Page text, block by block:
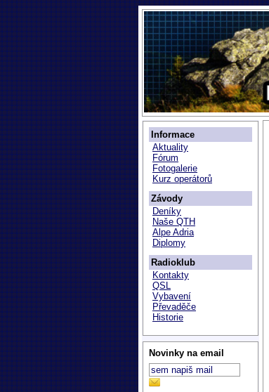
Informace
Aktuality
Fórum
Fotogalerie
Kurz operátorů
Závody
Deníky
Naše QTH
Alpe Adria
Diplomy
Radioklub
Kontakty
QSL
Vybavení
Převaděče
Historie
Novinky na email